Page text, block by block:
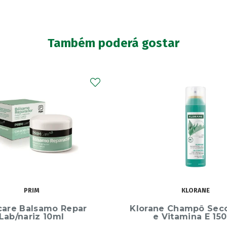
Também poderá gostar
KLORANE
Seco Ortiga
E 150ml
ALVITA
Alvita Oleo Amendoa